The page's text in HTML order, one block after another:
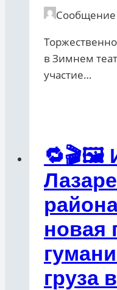
Сообщение
в Зимнем
участие…
🔁🎬🖼
новая
груза